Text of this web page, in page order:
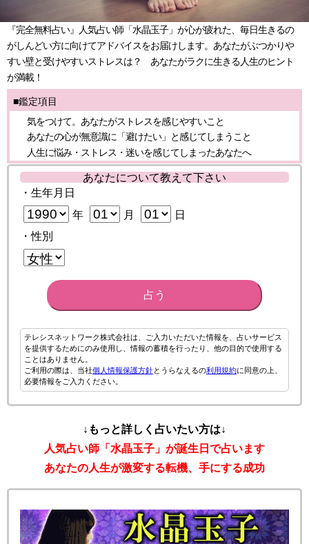
『完全無料占い』人気占い師「水晶玉子」が心が疲れた、毎日生きるの
がしんどい方に向けてアドバイスをお届けします。あなたがぶつかりや
すい壁と受けやすいストレスは？ あなたがラクに生きる人生のヒント
が満載！
■鑑定項目
気をつけて。あなたがストレスを感じやすいこと
あなたの心が無意識に「避けたい」と感じてしまうこと
人生に悩み・ストレス・迷いを感じてしまったあなたへ
あなたについて教えて下さい
・生年月日
年 月
日
・性別
占う
テレシスネットワーク株式会社は、ご入力いただいた情報を、占いサービス
を提供するためにのみ使用し、情報の蓄積を行ったり、他の目的で使用する
ことはありません。
ご利用の際は、当社個人情報保護方針とうらなえるの利用規約に同意の上、
必要情報をご入力ください。
↓もっと詳しく占いたい方は↓
人気占い師「水晶玉子」が誕生日で占います
あなたの人生が激変する転機、手にする成功